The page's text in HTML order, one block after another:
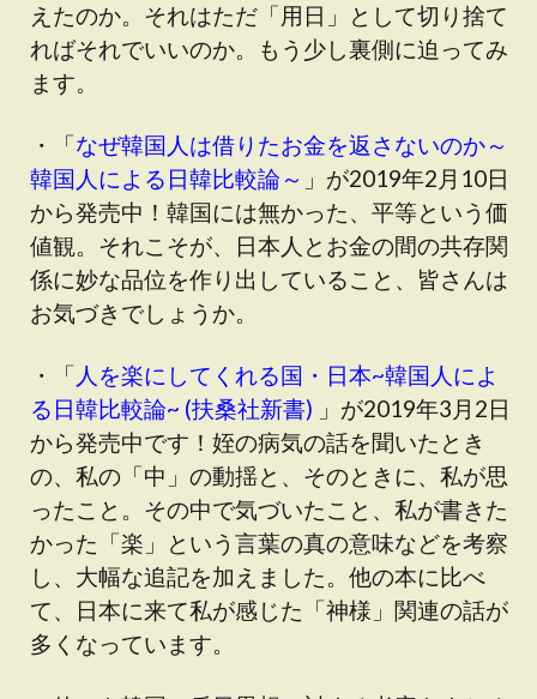
えたのか。それはただ「用日」として切り捨て
ればそれでいいのか。もう少し裏側に迫ってみ
ます。
・「なぜ韓国人は借りたお金を返さないのか～
韓国人による日韓比較論～ 」が2019年2月10日
から発売中！韓国には無かった、平等という価
値観。それこそが、日本人とお金の間の共存関
係に妙な品位を作り出していること、皆さんは
お気づきでしょうか。
・「 人を楽にしてくれる国・日本~韓国人によ
る日韓比較論~ (扶桑社新書) 」が2019年3月2日
から発売中です！姪の病気の話を聞いたとき
の、私の「中」の動揺と、そのときに、私が思
ったこと。その中で気づいたこと、私が書きた
かった「楽」という言葉の真の意味などを考察
し、大幅な追記を加えました。他の本に比べ
て、日本に来て私が感じた「神様」関連の話が
多くなっています。